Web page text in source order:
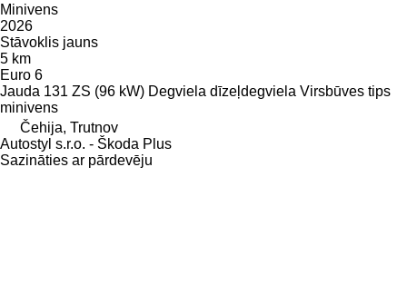
Minivens
2026
Stāvoklis jauns
5 km
Euro 6
Jauda 131 ZS (96 kW) Degviela dīzeļdegviela Virsbūves tips
minivens
Čehija, Trutnov
Autostyl s.r.o. - Škoda Plus
Sazināties ar pārdevēju